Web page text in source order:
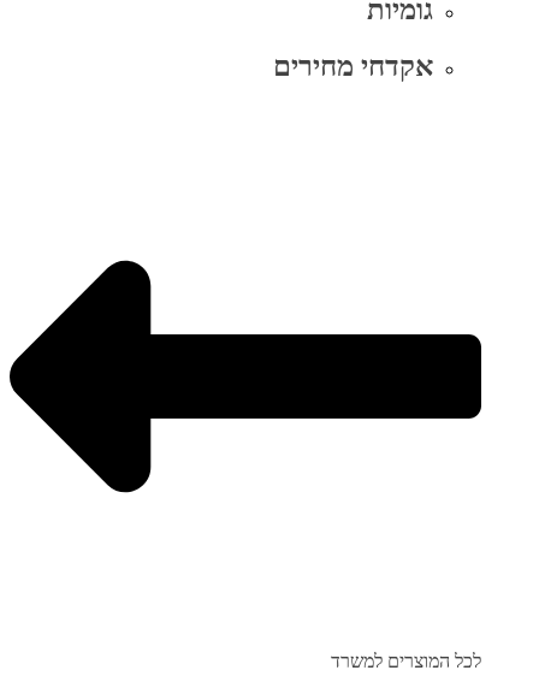
גומיות
אקדחי מחירים
לכל המוצרים למשרד